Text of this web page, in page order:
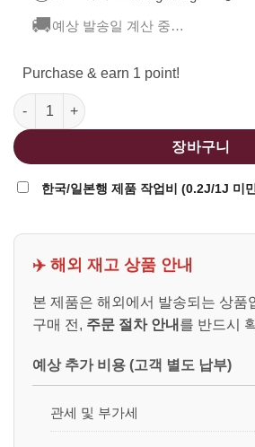
🚚예상 발송일 계산 중…
Purchase & earn 1 point!
Double Bell CNC G17 SAI GBB Airsoft
장바구니
한국/일본행 제품 작업비 (0.2J/1J 미
✈️ 해외 재고 상품 안내
본 제품은 해외에서 발송되는 상품
구매 전, 주문 절차 안내 를 반드시
예상 추가 비용 (고객 별도 납부)
관세 및 부가세